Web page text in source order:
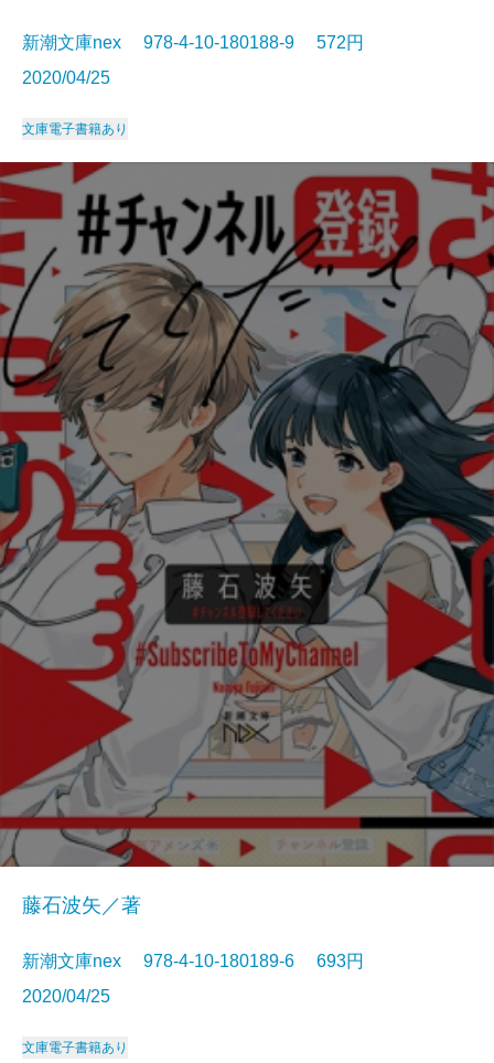
新潮文庫nex 978-4-10-180188-9 572円
2020/04/25
文庫電子書籍あり
藤石波矢／著
新潮文庫nex 978-4-10-180189-6 693円
2020/04/25
文庫電子書籍あり